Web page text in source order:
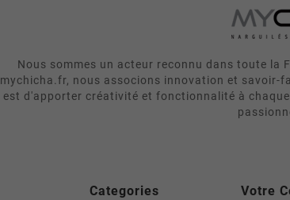
Nous sommes un acteur reconnu dans toute la
mychicha.fr, nous associons innovation et savoir-
est d'apporter créativité et fonctionnalité à
Categories Votre